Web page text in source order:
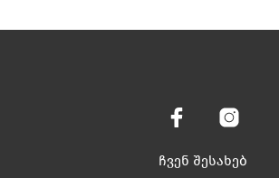
ჩვენ შესახებ